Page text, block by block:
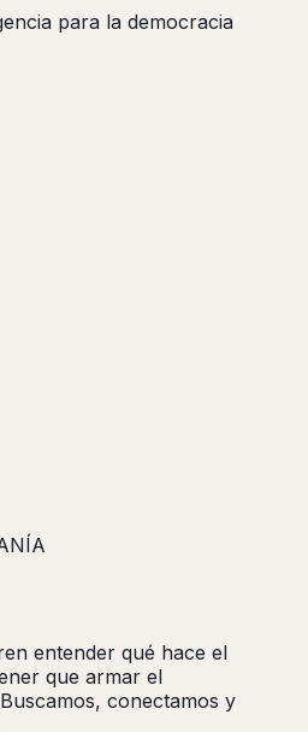
para la democracia
entender qué hace el
que armar el
conectamos y